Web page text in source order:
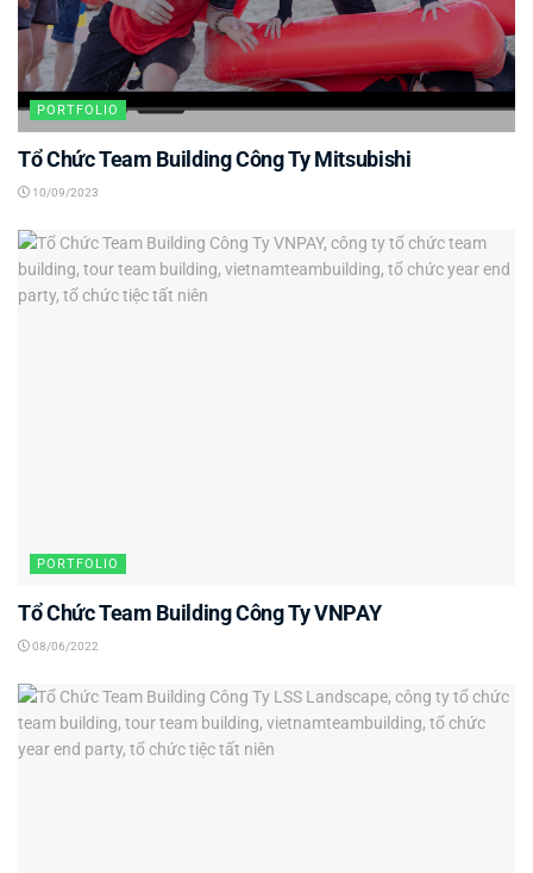
PORTFOLIO
Tổ Chức Team Building Công Ty Mitsubishi
10/09/2023
PORTFOLIO
Tổ Chức Team Building Công Ty VNPAY
08/06/2022